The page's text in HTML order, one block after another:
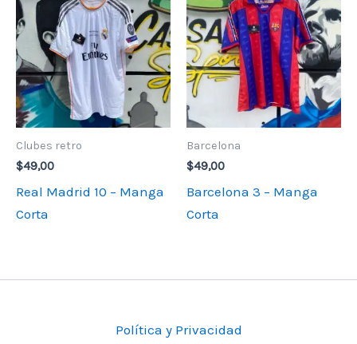
Clubes retro
$49,00
Real Madrid 10 – Manga
Corta
Barcelona
$49,00
Barcelona 3 – Manga
Corta
Política y Privacidad